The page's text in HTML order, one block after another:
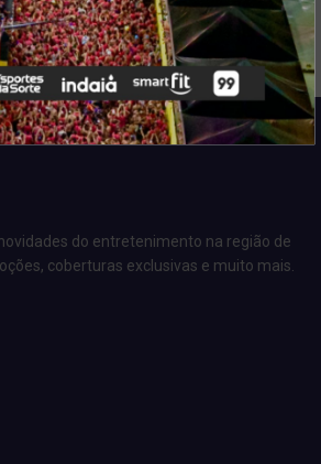
do entretenimento na região de
coberturas exclusivas e muito mais.